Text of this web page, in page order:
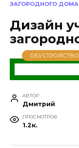
ЗАГОРОДНОГО ДОМА
Дизайн
ОБУСТРОЙСТВО
АВТОР
Дмитрий
ПРОСМОТРОВ
1.2к.